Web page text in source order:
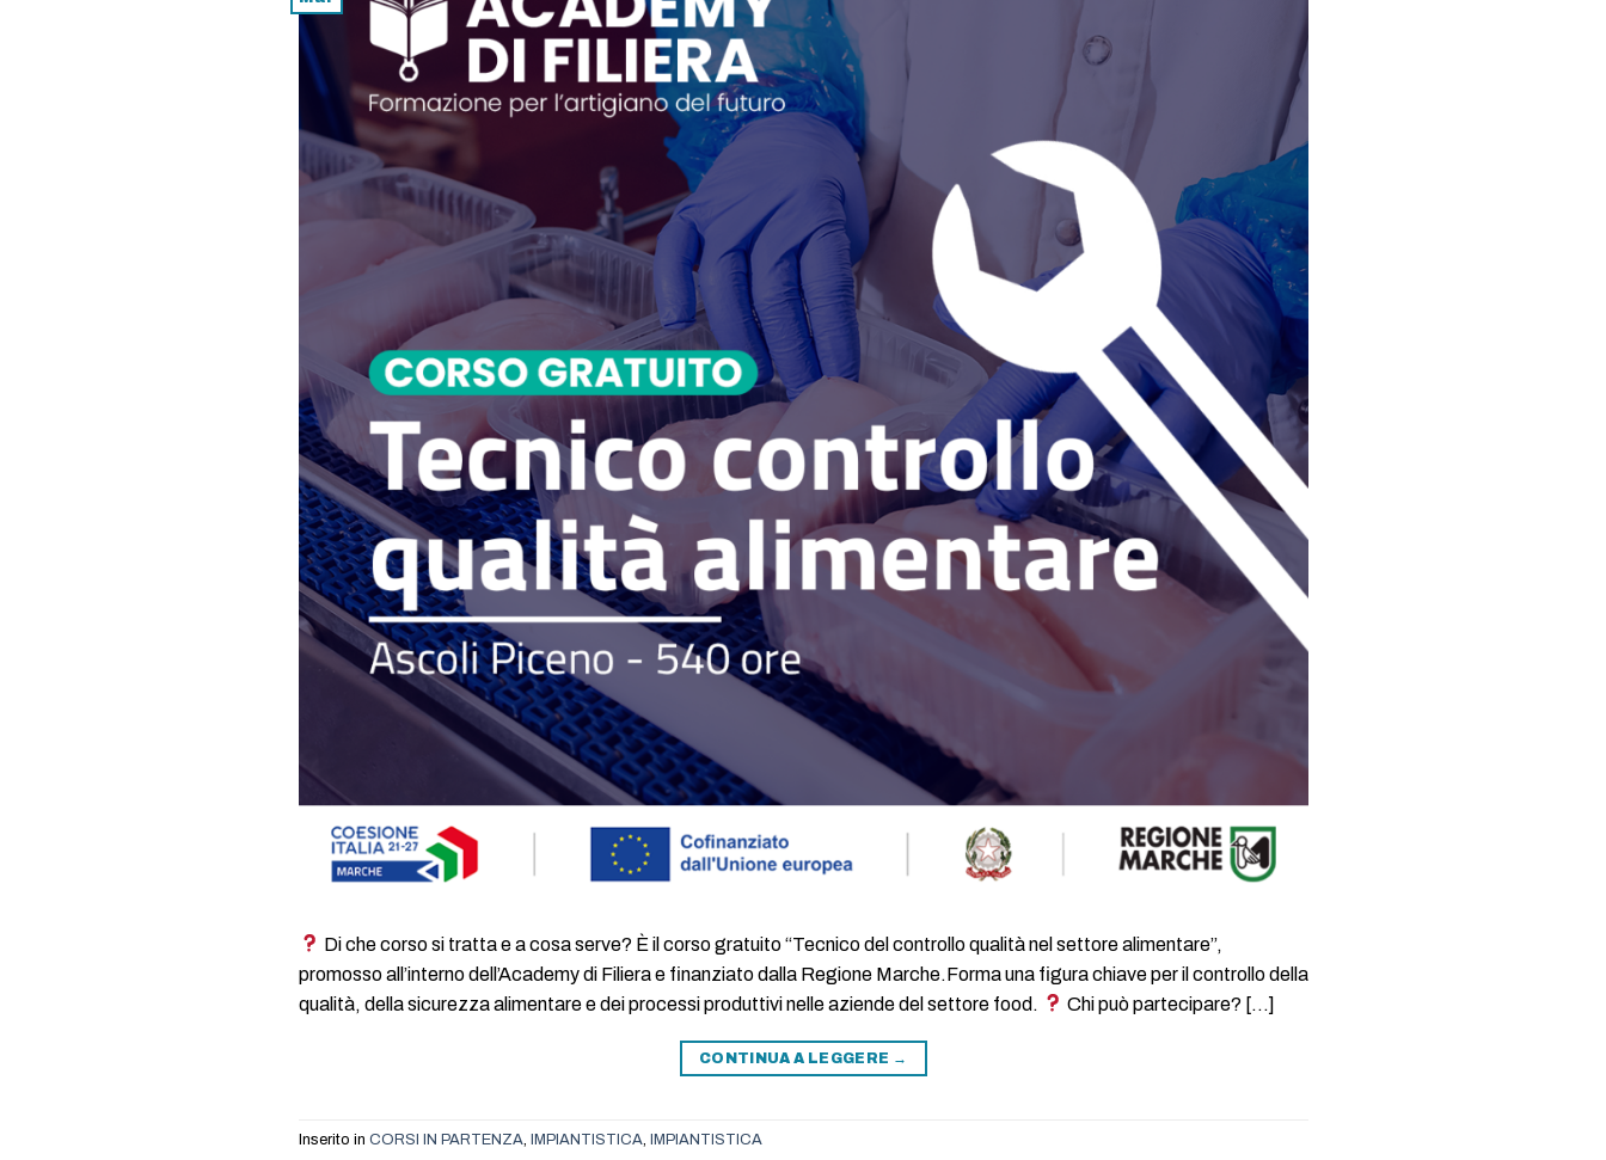
Di che corso si tratta e a cosa serve? È il corso gratuito “Tecnico del controllo qualità nel settore alimentare”,
promosso all’interno dell’Academy di Filiera e finanziato dalla Regione Marche.Forma una figura chiave per il controllo della
qualità, della sicurezza alimentare e dei processi produttivi nelle aziende del settore food.
Chi può partecipare? […]
CONTINUA A LEGGERE →
Inserito in CORSI IN PARTENZA, IMPIANTISTICA, IMPIANTISTICA